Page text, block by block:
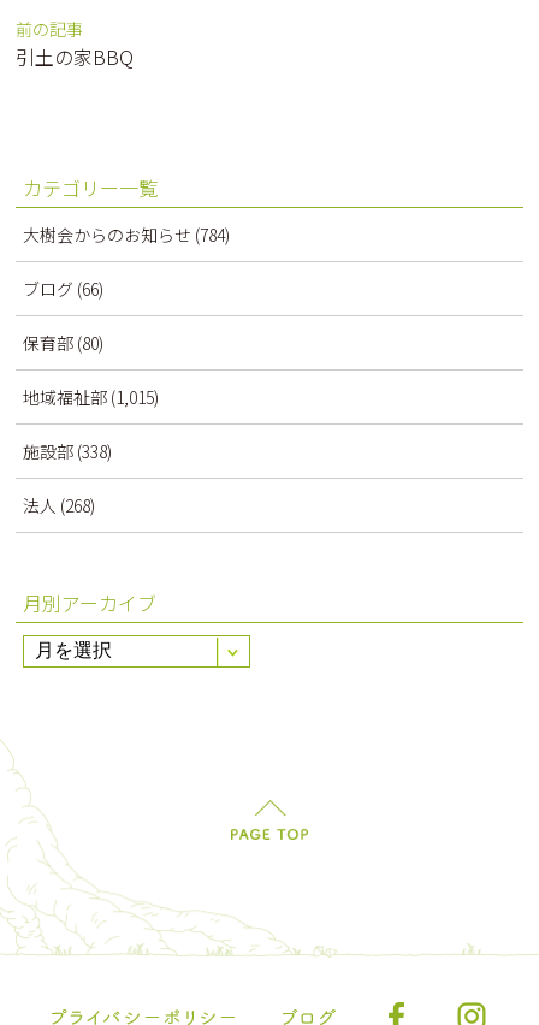
前の記事
引土の家BBQ
カテゴリー一覧
大樹会からのお知らせ (784)
ブログ (66)
保育部 (80)
地域福祉部 (1,015)
施設部 (338)
法人 (268)
月別アーカイブ